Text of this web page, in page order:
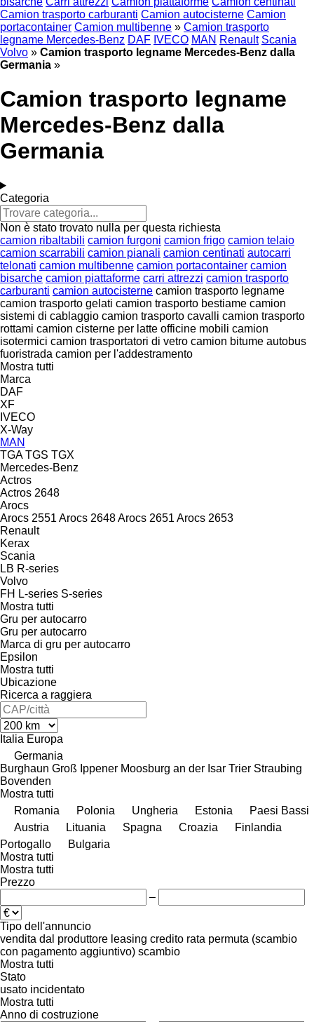
Camion trasporto carburanti Camion autocisterne Camion
portacontainer Camion multibenne » Camion trasporto
legname Mercedes-Benz DAF IVECO MAN Renault Scania
Volvo » Camion trasporto legname Mercedes-Benz dalla
Germania »
Camion trasporto legname
Mercedes-Benz dalla
Germania
Categoria
Non è stato trovato nulla per questa richiesta
camion ribaltabili camion furgoni camion frigo camion telaio
camion scarrabili camion pianali camion centinati autocarri
telonati camion multibenne camion portacontainer camion
bisarche camion piattaforme carri attrezzi camion trasporto
carburanti camion autocisterne camion trasporto legname
camion trasporto gelati camion trasporto bestiame camion
sistemi di cablaggio camion trasporto cavalli camion trasporto
rottami camion cisterne per latte officine mobili camion
isotermici camion trasportatori di vetro camion bitume autobus
fuoristrada camion per l'addestramento
Mostra tutti
Marca
DAF
XF
IVECO
X-Way
MAN
TGA TGS TGX
Mercedes-Benz
Actros
Actros 2648
Arocs
Arocs 2551 Arocs 2648Arocs 2651 Arocs 2653
Renault
Kerax
Scania
LB R-series
Volvo
FH L-series S-series
Mostra tutti
Gru per autocarro
Gru per autocarro
Marca di gru per autocarro
Epsilon
Mostra tutti
Ubicazione
Ricerca a raggiera
Italia Europa
Germania
Burghaun Groß Ippener Moosburg an der Isar Trier Straubing
Bovenden
Mostra tutti
Romania
Polonia Ungheria Estonia
Paesi Bassi
Austria
Lituania Spagna Croazia
Finlandia
Portogallo
Bulgaria
Mostra tutti
Mostra tutti
Prezzo
–
Tipo dell'annuncio
vendita dal produttore leasing credito rata permuta (scambio
con pagamento aggiuntivo) scambio
Mostra tutti
Stato
usato incidentato
Mostra tutti
Anno di costruzione